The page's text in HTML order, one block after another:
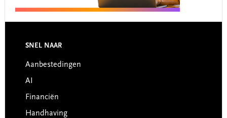
Footer
SNEL NAAR
Aanbestedingen
AI
Financiën
Handhaving